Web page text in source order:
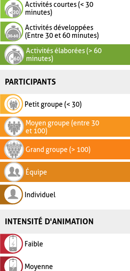
Activités courtes (< 30
minutes)
Activités développées
(Entre 30 et 60 minutes)
Activités élaborées (> 60
minutes)
PARTICIPANTS
Petit groupe (< 30)
Moyen groupe (entre 30
et 100)
Grand groupe (> 100)
Équipe
Individuel
INTENSITÉ D'ANIMATION
Faible
Moyenne